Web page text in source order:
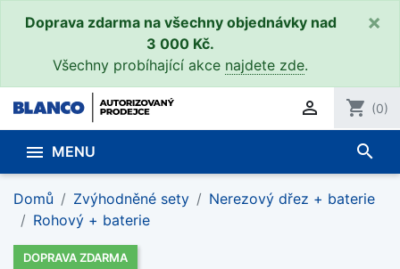
Doprava zdarma na všechny objednávky nad
3 000 Kč.
Všechny probíhající akce najdete zde.
×
 shopping_cart (0)
 MENU search
Domů Zvýhodněné sety
Nerezový dřez + baterie
Rohový + baterie
DOPRAVA ZDARMA